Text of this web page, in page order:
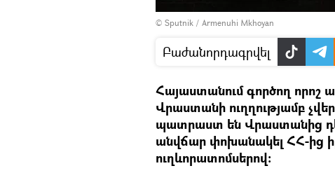
© Sputnik / Armenuhi Mkhoyan
Բաժանորդագրվել
Հայաստանում գործող որոշ
Վրաստանի ուղղությամբ
պատրաստ են Վրաստանից
անվճար փոխանակել ՀՀ-ից
ուղևորատոմսերով։